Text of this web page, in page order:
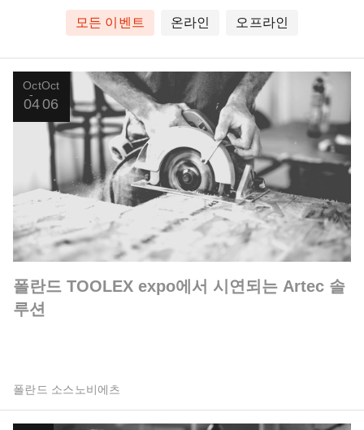
모든 이벤트 온라인 오프라인
Oct
04
Oct
06
폴란드 TOOLEX expo에서 시연되는 Artec 솔
루션
폴란드 소스노비에츠